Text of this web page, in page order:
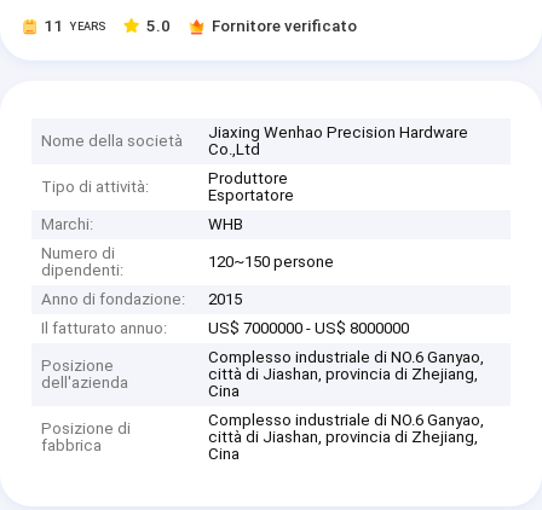
11 YEARS 5.0 Fornitore verificato
Nome della società
Jiaxing Wenhao Precision Hardware
Co.,Ltd
Tipo di attività:
Produttore
Esportatore
Marchi:
WHB
Numero di
dipendenti:
120~150 persone
Anno di fondazione:
2015
Il fatturato annuo:
US$ 7000000 - US$ 8000000
Posizione
dell'azienda
Complesso industriale di NO.6 Ganyao,
città di Jiashan, provincia di Zhejiang,
Cina
Posizione di
fabbrica
Complesso industriale di NO.6 Ganyao,
città di Jiashan, provincia di Zhejiang,
Cina